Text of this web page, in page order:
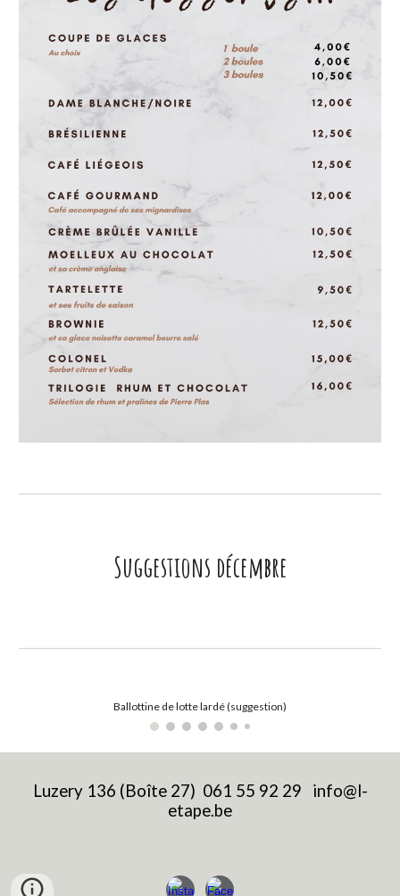
Suggestions décembre
Ballottine de lotte lardé (suggestion)
Luzery 136 (Boîte 27) 061 55 92 29 info@l-
etape.be